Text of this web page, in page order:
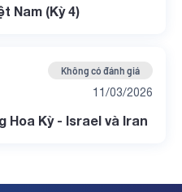
Nam (Kỳ 4)
Không có đánh giá
11/03/2026
Hoa Kỳ - Israel và Iran